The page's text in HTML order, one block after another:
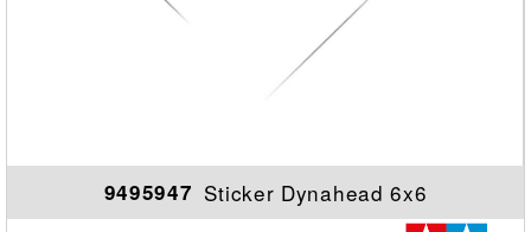
9495947 Sticker Dynahead 6x6